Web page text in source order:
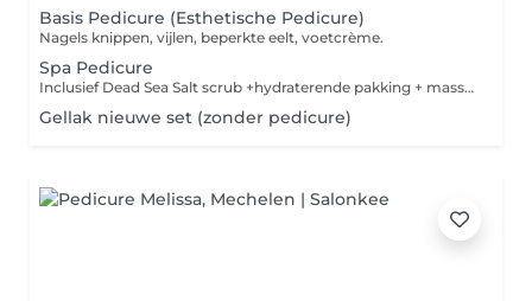
Basis Pedicure (Esthetische Pedicure)
Nagels knippen, vijlen, beperkte eelt, voetcrème.
Spa Pedicure
Inclusief Dead Sea Salt scrub +hydraterende pakking + massage.
Gellak nieuwe set (zonder pedicure)